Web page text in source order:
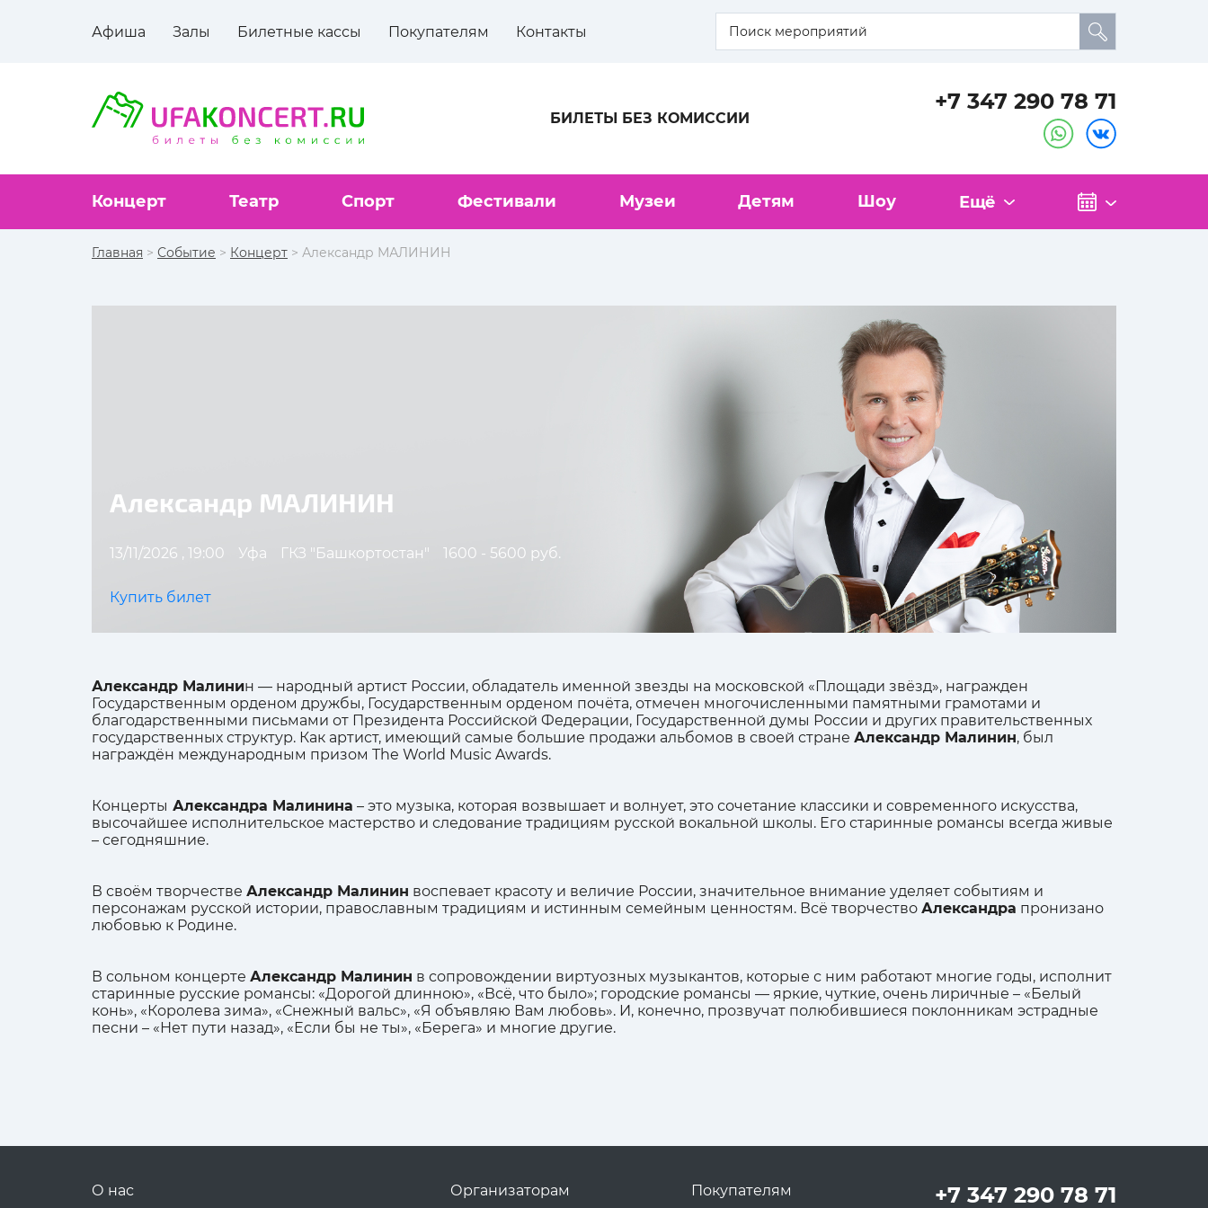
Афиша Залы Билетные кассы Покупателям Контакты
БИЛЕТЫ БЕЗ КОМИССИИ
+7 347 290 78 71
Концерт Театр Спорт Фестивали Музеи Детям Шоу Ещё
Главная > Событие > Концерт > Александр МАЛИНИН
Александр МАЛИНИН
13/11/2026 , 19:00 Уфа ГКЗ "Башкортостан" 1600 - 5600 руб.
Купить билет
Александр Малинин — народный артист России, обладатель именной звезды на московской «Площади звёзд», награжден
Государственным орденом дружбы, Государственным орденом почёта, отмечен многочисленными памятными грамотами и
благодарственными письмами от Президента Российской Федерации, Государственной думы России и других правительственных
государственных структур. Как артист, имеющий самые большие продажи альбомов в своей стране Александр Малинин, был
награждён международным призом The World Music Awards.
Концерты Александра Малинина – это музыка, которая возвышает и волнует, это сочетание классики и современного искусства,
высочайшее исполнительское мастерство и следование традициям русской вокальной школы. Его старинные романсы всегда живые
– сегодняшние.
В своём творчестве Александр Малинин воспевает красоту и величие России, значительное внимание уделяет событиям и
персонажам русской истории, православным традициям и истинным семейным ценностям. Всё творчество Александра пронизано
любовью к Родине.
В сольном концерте Александр Малинин в сопровождении виртуозных музыкантов, которые с ним работают многие годы, исполнит
старинные русские романсы: «Дорогой длинною», «Всё, что было»; городские романсы — яркие, чуткие, очень лиричные – «Белый
конь», «Королева зима», «Снежный вальс», «Я объявляю Вам любовь». И, конечно, прозвучат полюбившиеся поклонникам эстрадные
песни – «Нет пути назад», «Если бы не ты», «Берега» и многие другие.
О нас Организаторам Покупателям +7 347 290 78 71